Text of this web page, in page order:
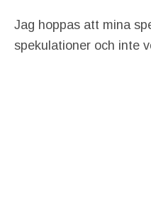
Jag hoppas att mina
spekulationer och inte